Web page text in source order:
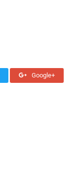
Google+